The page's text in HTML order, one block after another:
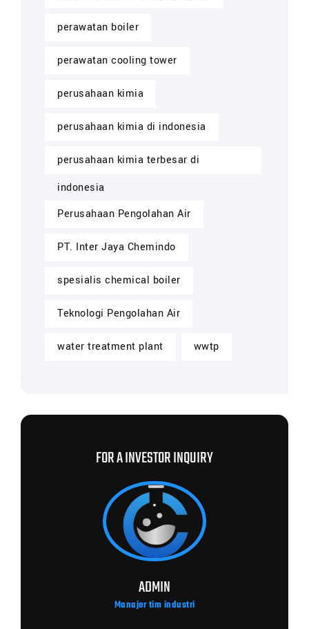
perawatan boiler
perawatan cooling tower
perusahaan kimia
perusahaan kimia di indonesia
perusahaan kimia terbesar di
indonesia
Perusahaan Pengolahan Air
PT. Inter Jaya Chemindo
spesialis chemical boiler
Teknologi Pengolahan Air
water treatment plant wwtp
FOR A INVESTOR INQUIRY
ADMIN
Manajer tim industri